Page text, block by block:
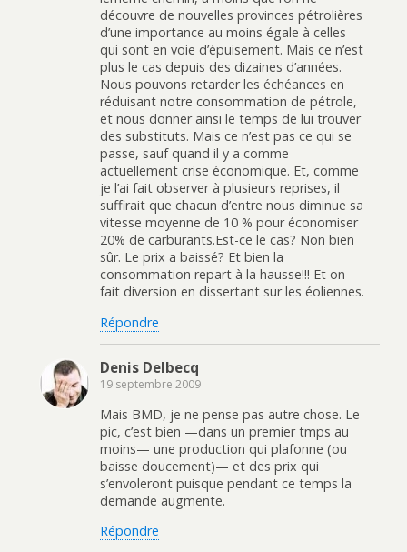
découvre de nouvelles provinces pétrolières
d’une importance au moins égale à celles
qui sont en voie d’épuisement. Mais ce n’est
plus le cas depuis des dizaines d’années.
Nous pouvons retarder les échéances en
réduisant notre consommation de pétrole,
et nous donner ainsi le temps de lui trouver
des substituts. Mais ce n’est pas ce qui se
passe, sauf quand il y a comme
actuellement crise économique. Et, comme
je l’ai fait observer à plusieurs reprises, il
suffirait que chacun d’entre nous diminue sa
vitesse moyenne de 10 % pour économiser
20% de carburants.Est-ce le cas? Non bien
sûr. Le prix a baissé? Et bien la
consommation repart à la hausse!!! Et on
fait diversion en dissertant sur les éoliennes.
Répondre
Denis Delbecq
19 septembre 2009
Mais BMD, je ne pense pas autre chose. Le
pic, c’est bien —dans un premier tmps au
moins— une production qui plafonne (ou
baisse doucement)— et des prix qui
s’envoleront puisque pendant ce temps la
demande augmente.
Répondre